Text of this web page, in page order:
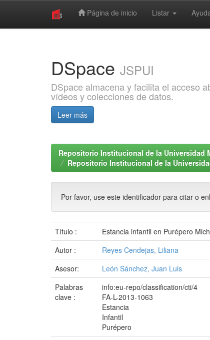
Página de inicio Listar
DSpace JSPUI
DSpace almacena y facilita el acceso
vídeos y colecciones de datos.
Leer más
Repositorio Institucional de la Universidad
Repositorio Institucional de la
Por favor, use este identificador para citar o
Título :
Estancia infantil en Purépero
Autor :
Reyes Cendejas, Liliana
Asesor:
León Sánchez, Juan Luis
Palabras
clave :
info:eu-repo/classification/cti/4
FA-L-2013-1063
Estancia
Infantil
Purépero